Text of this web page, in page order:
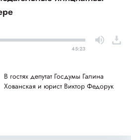
45:23
В гостях депутат Госдумы Галина
Хованская и юрист Виктор Федорук